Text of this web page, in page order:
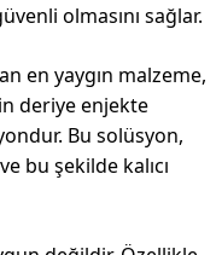
olmasını sağlar.
en yaygın malzeme,
deriye enjekte
Bu solüsyon,
bu şekilde kalıcı